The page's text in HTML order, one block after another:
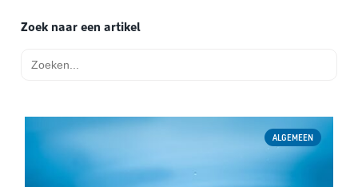
Zoek naar een artikel
naar:
ALGEMEEN